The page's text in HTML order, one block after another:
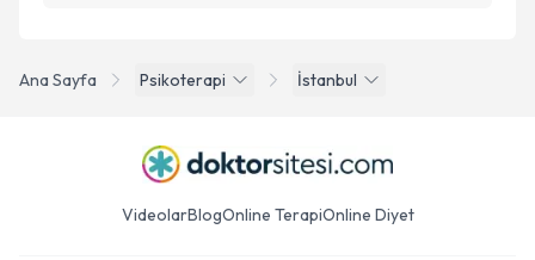
Ana Sayfa Psikoterapi İstanbul
VideolarBlogOnline TerapiOnline Diyet